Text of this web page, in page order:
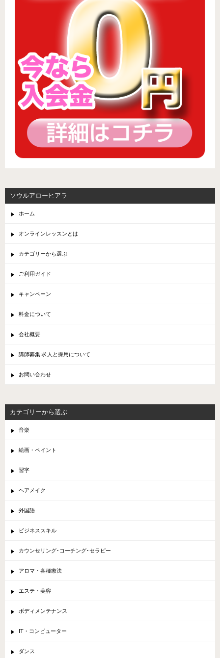
ソウルアローヒアラ
ホーム
オンラインレッスンとは
カテゴリーから選ぶ
ご利用ガイド
キャンペーン
料金について
会社概要
講師募集 求人と採用について
お問い合わせ
カテゴリーから選ぶ
音楽
絵画・ペイント
習字
ヘアメイク
外国語
ビジネススキル
カウンセリング･コーチング･セラピー
アロマ・各種療法
エステ・美容
ボディメンテナンス
IT・コンピューター
ダンス